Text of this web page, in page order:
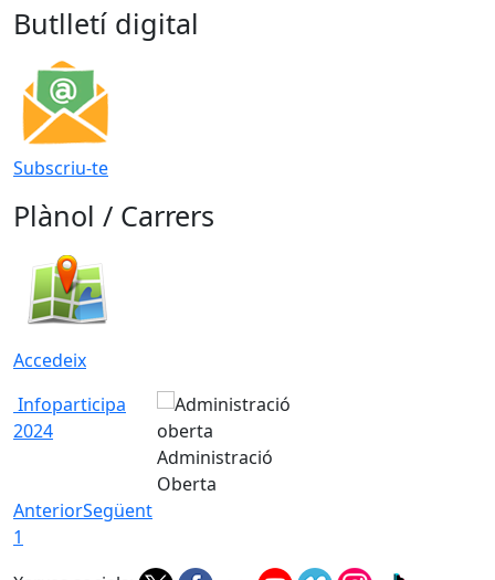
Butlletí digital
Subscriu-te
Plànol / Carrers
Accedeix
Infoparticipa
2024
Administració
Oberta
AnteriorSegüent
1